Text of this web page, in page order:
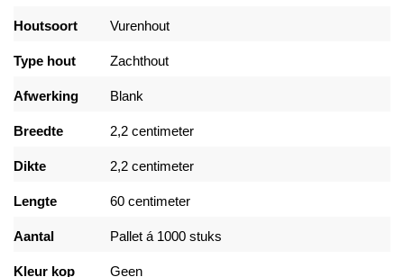
Houtsoort Vurenhout
Type hout Zachthout
Afwerking Blank
Breedte 2,2 centimeter
Dikte 2,2 centimeter
Lengte 60 centimeter
Aantal Pallet á 1000 stuks
Kleur kop Geen